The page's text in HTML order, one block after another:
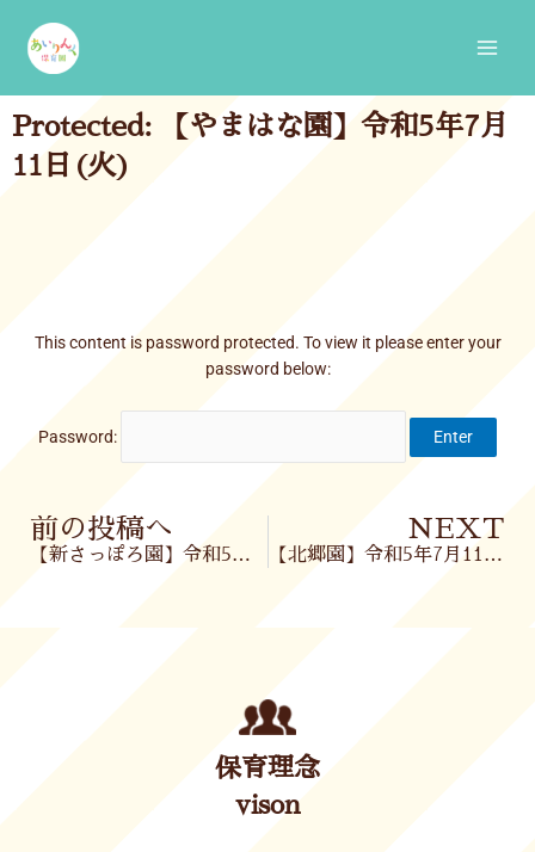
content
Protected: 【やまはな園】令和5年7月
11日(火)
This content is password protected. To view it please enter your
password below:
Password:
Prev
前の投稿へ
【新さっぽろ園】令和5年7月11日(火)
NEXT
【北郷園】令和5年7月11日(火)
保育理念
vison